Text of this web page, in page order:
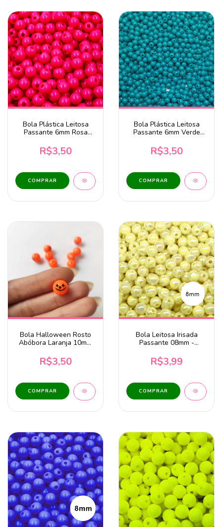
Bola Plástica Leitosa
Passante 6mm Rosa
R$3,50
Bola Plástica Leitosa
Passante 6mm Verde
R$3,50
Bola Halloween Rosto
Abóbora Laranja 10mm
R$3,50
Bola Leitosa Irisada
Passante 08mm -
R$3,99